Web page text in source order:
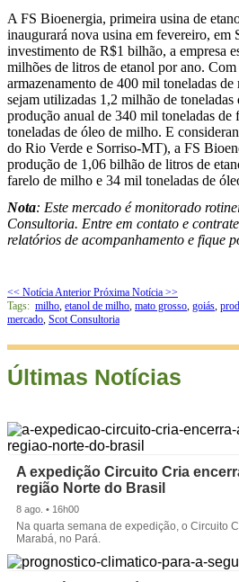
A FS Bioenergia, primeira usina de
inaugurará nova usina em fevereiro, em
investimento de R$1 bilhão, a empresa
milhões de litros de etanol por ano. Com
armazenamento de 400 mil toneladas
sejam utilizadas 1,2 milhão de
produção anual de 340 mil toneladas
toneladas de óleo de milho. E
do Rio Verde e Sorriso-MT), a FS
produção de 1,06 bilhão de litros de
farelo de milho e 34 mil toneladas de
Nota: Este mercado é monitorado
Consultoria. Entre em contato e
relatórios de acompanhamento e fique
<< Notícia Anterior Próxima Notícia >>
Tags: milho, etanol de milho, mato grosso, goiás,
mercado, Scot Consultoria
Últimas Notícias
A expedição Circuito Cria
região Norte do Brasil
8 ago. • 16h00
Na quarta semana de expedição, o Circuito
Marabá, no Pará.